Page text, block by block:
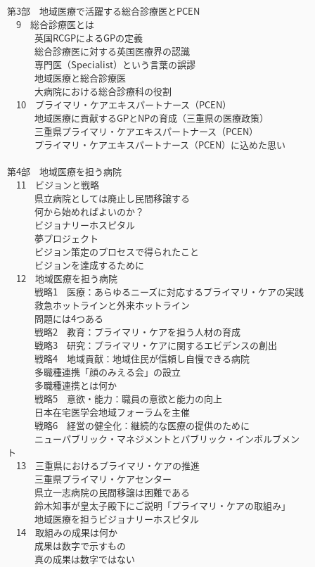
第3部 地域医療で活躍する総合診療医とPCEN
9 総合診療医とは
英国RCGPによるGPの定義
総合診療医に対する英国医療界の認識
専門医（Specialist）という言葉の誤謬
地域医療と総合診療医
大病院における総合診療科の役割
10 プライマリ・ケアエキスパートナース（PCEN）
地域医療に貢献するGPとNPの育成（三重県の医療政策）
三重県プライマリ・ケアエキスパートナース（PCEN）
プライマリ・ケアエキスパートナース（PCEN）に込めた思い
第4部 地域医療を担う病院
11 ビジョンと戦略
県立病院としては廃止し民間移譲する
何から始めればよいのか？
ビジョナリーホスピタル
夢プロジェクト
ビジョン策定のプロセスで得られたこと
ビジョンを達成するために
12 地域医療を担う病院
戦略1 医療：あらゆるニーズに対応するプライマリ・ケアの実践
救急ホットラインと外来ホットライン
問題には4つある
戦略2 教育：プライマリ・ケアを担う人材の育成
戦略3 研究：プライマリ・ケアに関するエビデンスの創出
戦略4 地域貢献：地域住民が信頼し自慢できる病院
多職種連携「顔のみえる会」の設立
多職種連携とは何か
戦略5 意欲・能力：職員の意欲と能力の向上
日本在宅医学会地域フォーラムを主催
戦略6 経営の健全化：継続的な医療の提供のために
ニューパブリック・マネジメントとパブリック・インボルブメン
ト
13 三重県におけるプライマリ・ケアの推進
三重県プライマリ・ケアセンター
県立一志病院の民間移譲は困難である
鈴木知事が皇太子殿下にご説明「プライマリ・ケアの取組み」
地域医療を担うビジョナリーホスピタル
14 取組みの成果は何か
成果は数字で示すもの
真の成果は数字ではない